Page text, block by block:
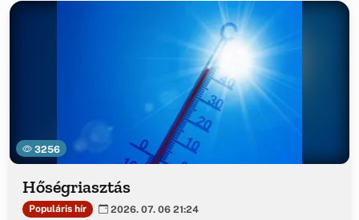
3256
Hőségriasztás
Populáris hír 2026. 07. 06 21:24